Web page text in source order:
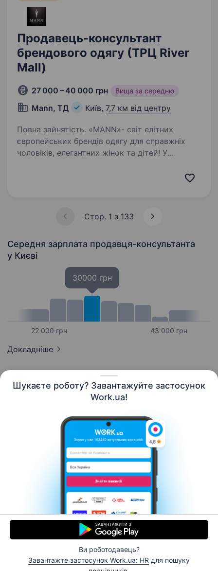
Шукаєте роботу? Завантажуйте застосунок
Work.ua!
Ви роботодавець?
Завантажте застосунок Work.ua: HR для пошуку
Продавець-консультант
брендового одягу (ТРЦ River
Mall)
27 000 – 40 000 грн Вища за середню
Mann, ТД Київ, 7,7 км від центру
Повна зайнятість. «МАNN»- світ елітних
європейських брендів одягу для справжніх
чоловіків, елегантних жінок та дітей! У
всесвітньо відомі бренди Lerros, RoyRobson!
Стор. 1 з 133
Середня зарплата продавця-консультанта
у Києві
22 000 грн
30000 грн
43 000 грн
Докладніше
Контакти Про нас
Кар’єра
Допомога Умови використання
© 2006–2026 Work.ua. Сервіс пошуку роботи №1 в